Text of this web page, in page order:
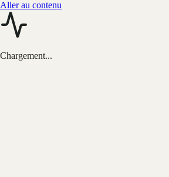
Aller au contenu
Chargement...